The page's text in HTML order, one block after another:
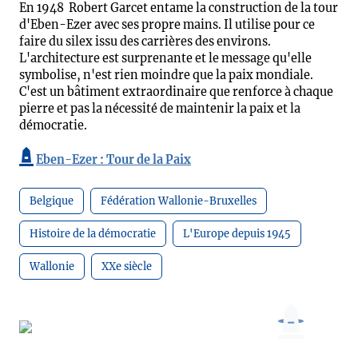
En 1948 Robert Garcet entame la construction de la tour
d'Eben-Ezer avec ses propre mains. Il utilise pour ce
faire du silex issu des carrières des environs.
L'architecture est surprenante et le message qu'elle
symbolise, n'est rien moindre que la paix mondiale.
C'est un bâtiment extraordinaire que renforce à chaque
pierre et pas la nécessité de maintenir la paix et la
démocratie.
Eben-Ezer : Tour de la Paix
Belgique Fédération Wallonie-Bruxelles
Histoire de la démocratie L'Europe depuis 1945
Wallonie XXe siècle